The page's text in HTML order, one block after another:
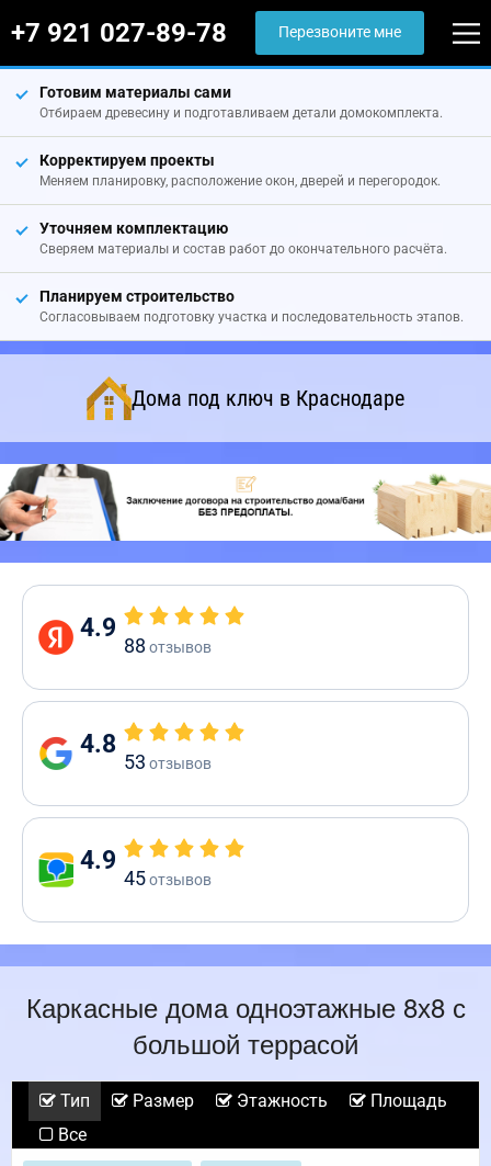
+7 921 027-89-78 Перезвоните мне
Готовим материалы сами
Отбираем древесину и подготавливаем детали домокомплекта.
Корректируем проекты
Меняем планировку, расположение окон, дверей и перегородок.
Уточняем комплектацию
Сверяем материалы и состав работ до окончательного расчёта.
Планируем строительство
Согласовываем подготовку участка и последовательность этапов.
Дома под ключ в Краснодаре
4.9
88 отзывов
4.8
53 отзывов
4.9
45отзывов
Каркасные дома одноэтажные 8х8 с
большой террасой
Тип Размер Этажность
Площадь
Все